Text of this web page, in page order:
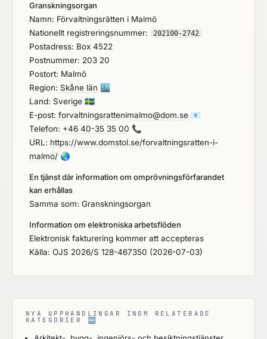
Granskningsorgan
Namn: Förvaltningsrätten i Malmö
Nationellt registreringsnummer:
202100-2742
Postadress: Box 4522
Postnummer: 203 20
Postort: Malmö
Region: Skåne län 🏙️
Land: Sverige 🇸🇪
E-post: forvaltningsrattenimalmo@dom.se 📧
Telefon: +46 40-35 35 00 📞
URL: https://www.domstol.se/forvaltningsratten-i-
malmo/ 🌏
En tjänst där information om omprövningsförfarandet
kan erhållas
Samma som: Granskningsorgan
Information om elektroniska arbetsflöden
Elektronisk fakturering kommer att accepteras
Källa: OJS 2026/S 128-467350 (2026-07-03)
NYA UPPHANDLINGAR INOM RELATERADE
KATEGORIER 🆕